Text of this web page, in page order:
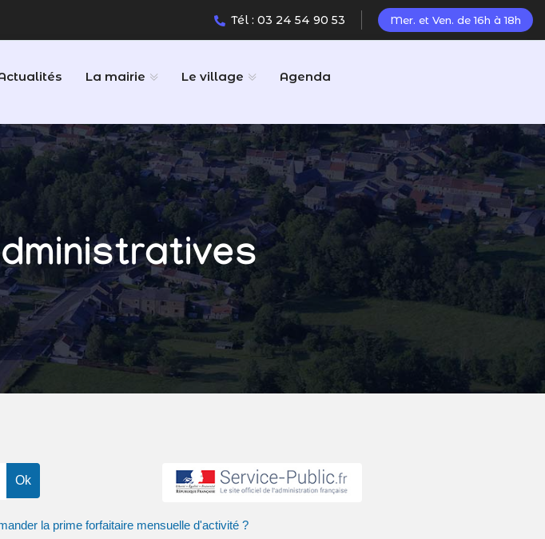
Tél : 03 24 54 90 53 Mer. et Ven. de 16h à 18h
La mairie Le village Agenda
la prime forfaitaire mensuelle d'activité ?